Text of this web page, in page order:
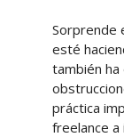
Sorprende
esté
también
práctica
freelance